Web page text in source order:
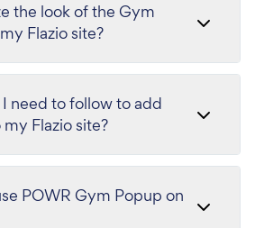
the look of the Gym
Flazio site?
need to follow to add
Flazio site?
POWR Gym Popup on